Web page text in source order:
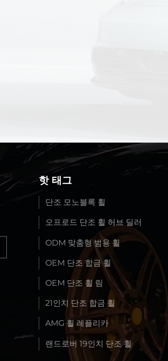
핫 태그
단조 모노블록 휠
오프로드 단조 휠 허브 딜러
ODM 맞춤형 범용 휠
OEM 단조 합금 휠
OEM 단조 휠 림
21인치 단조 합금 휠
AMG 휠 레플리카
랜드로버 19인치 단조 휠